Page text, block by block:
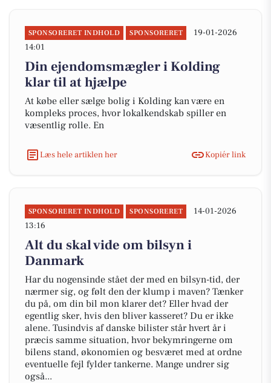
SPONSORERET INDHOLD SPONSORERET
19-01-2026
14:01
Din ejendomsmægler i Kolding
klar til at hjælpe
At købe eller sælge bolig i Kolding kan være en
kompleks proces, hvor lokalkendskab spiller en
væsentlig rolle. En
Læs hele artiklen her Kopiér link
SPONSORERET INDHOLD SPONSORERET
14-01-2026
13:16
Alt du skal vide om bilsyn i
Danmark
Har du nogensinde stået der med en bilsyn-tid, der
nærmer sig, og følt den der klump i maven? Tænker
du på, om din bil mon klarer det? Eller hvad der
egentlig sker, hvis den bliver kasseret? Du er ikke
alene. Tusindvis af danske bilister står hvert år i
præcis samme situation, hvor bekymringerne om
bilens stand, økonomien og besværet med at ordne
eventuelle fejl fylder tankerne. Mange undrer sig
også...